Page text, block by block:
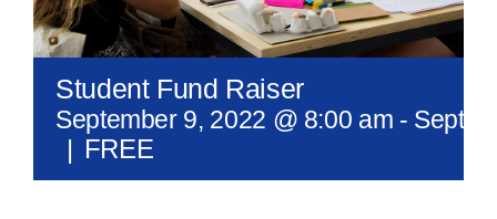
Latest News
Contact Us
Student Fund Raiser
September 9, 2022 @ 8:00 am -
| FREE